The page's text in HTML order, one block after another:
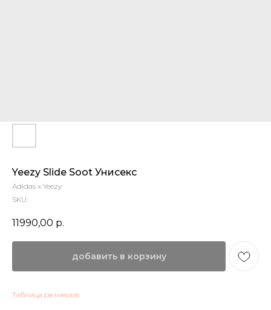
Yeezy Slide Soot Унисекс
Adidas x Yeezy
SKU:
11990,00 р.
добавить в корзину
Таблица размеров